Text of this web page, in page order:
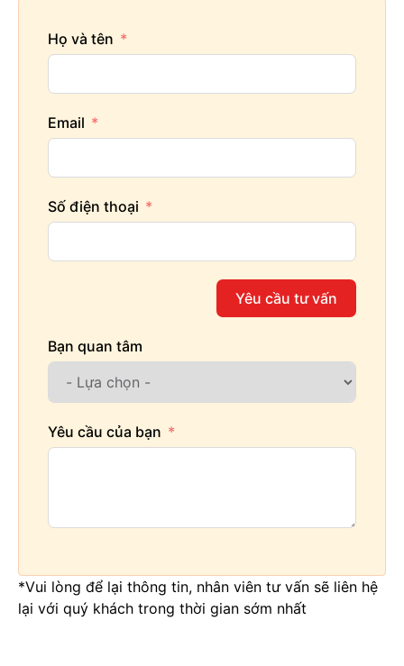
Họ và tên
Email
Số điện thoại
Yêu cầu tư vấn
Bạn quan tâm
Yêu cầu của bạn
*Vui lòng để lại thông tin, nhân viên tư vấn sẽ liên hệ
lại với quý khách trong thời gian sớm nhất